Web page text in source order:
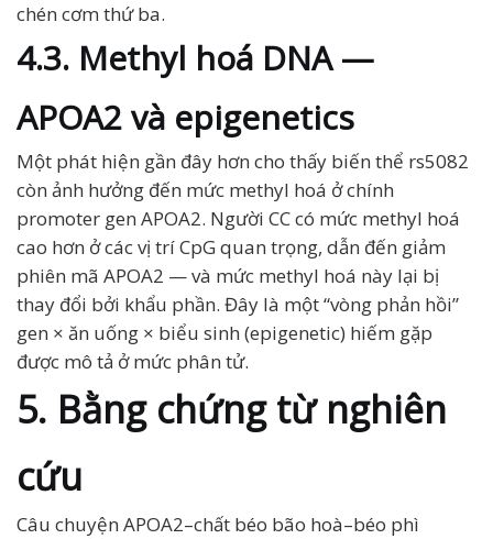
chén cơm thứ ba.
4.3. Methyl hoá DNA —
APOA2 và epigenetics
Một phát hiện gần đây hơn cho thấy biến thể rs5082
còn ảnh hưởng đến mức methyl hoá ở chính
promoter gen APOA2. Người CC có mức methyl hoá
cao hơn ở các vị trí CpG quan trọng, dẫn đến giảm
phiên mã APOA2 — và mức methyl hoá này lại bị
thay đổi bởi khẩu phần. Đây là một “vòng phản hồi”
gen × ăn uống × biểu sinh (epigenetic) hiếm gặp
được mô tả ở mức phân tử.
5. Bằng chứng từ nghiên
cứu
Câu chuyện APOA2–chất béo bão hoà–béo phì